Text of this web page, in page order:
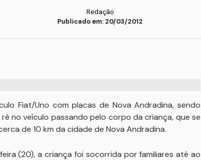
Redação
Publicado em: 20/03/2012
Fiat/Uno com placas de Nova Andradina, sendo
no veículo passando pelo corpo da criança, que se
de 10 km da cidade de Nova Andradina.
(20), a criança foi socorrida por familiares até ao